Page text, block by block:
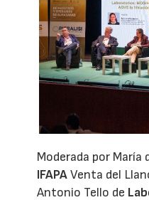
Moderada por María
IFAPAVenta del
Antonio Tello de